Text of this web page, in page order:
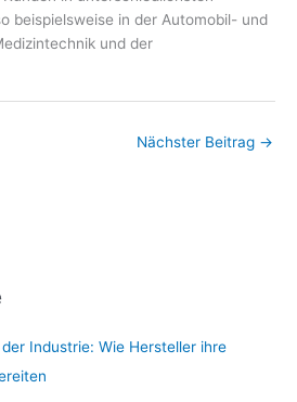
beispielsweise in der Automobil- und
und der
Nächster Beitrag →
Industrie: Wie Hersteller ihre